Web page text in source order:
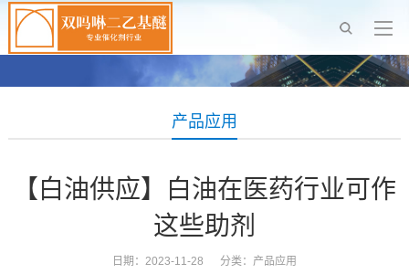
产品应用
【白油供应】白油在医药行业可作
这些助剂
日期：2023-11-28 分类： 产品应用